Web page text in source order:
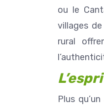
ou le
villages
rural
Plus